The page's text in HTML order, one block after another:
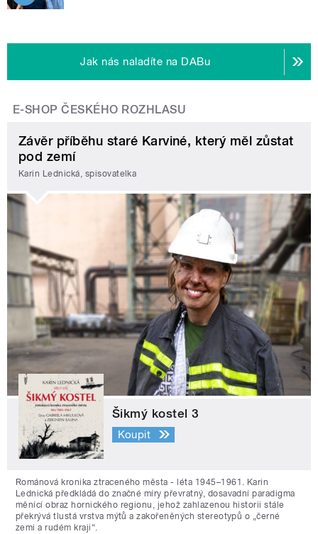
Jak nás naladíte na DABu
E-SHOP ČESKÉHO ROZHLASU
Závěr příběhu staré Karviné, který měl zůstat
pod zemí
Karin Lednická, spisovatelka
Šikmý kostel 3
Koupit
Románová kronika ztraceného města - léta 1945–1961. Karin
Lednická předkládá do značné míry převratný, dosavadní paradigma
měnící obraz hornického regionu, jehož zahlazenou historii stále
překrývá tlustá vrstva mýtů a zakořeněných stereotypů o „černé
zemi a rudém kraji“.